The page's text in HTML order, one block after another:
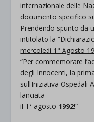
internazionale delle
documento specifico
Prendendo spunto da
intitolato la “
mercoledì 1° Agosto
“Per commemorare
degli Innocenti, la
sull’Iniziativa Ospedali
lanciata
il 1° agosto 1992!”